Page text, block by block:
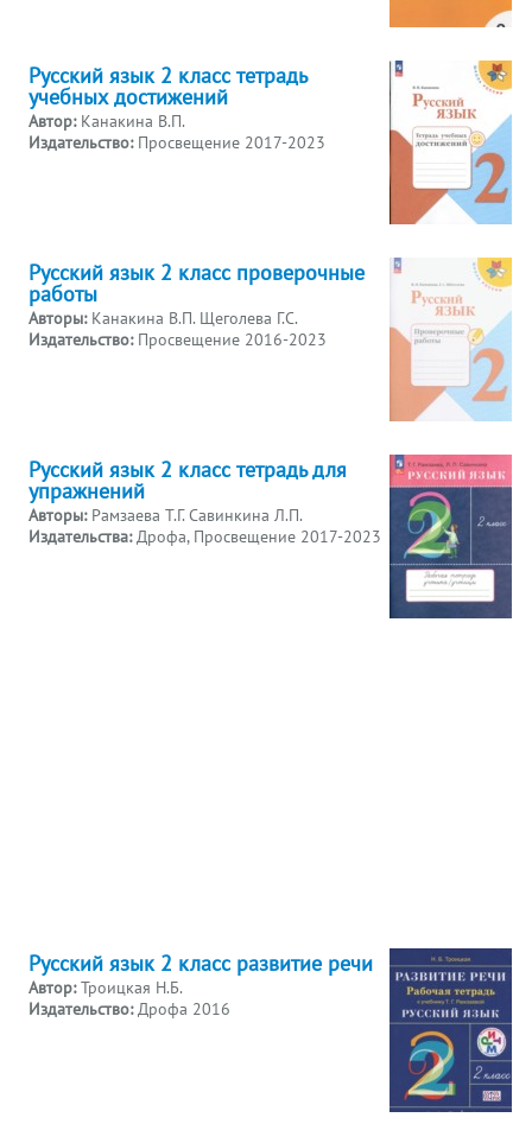
Русский язык 2 класс тетрадь
учебных достижений
Автор: Канакина В.П.
Издательство: Просвещение 2017-2023
Русский язык 2 класс проверочные
работы
Авторы: Канакина В.П. Щеголева Г.С.
Издательство: Просвещение 2016-2023
Русский язык 2 класс тетрадь для
упражнений
Авторы: Рамзаева Т.Г. Савинкина Л.П.
Издательства:Дрофа, Просвещение 2017-2023
Русский язык 2 класс развитие речи
Автор:Троицкая Н.Б.
Издательство:Дрофа 2016